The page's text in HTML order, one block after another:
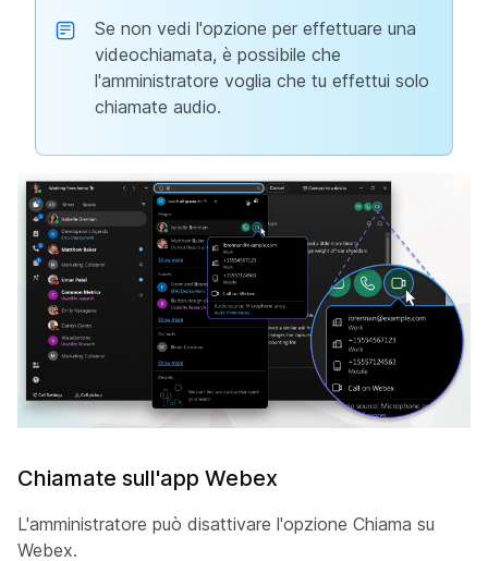
Se non vedi l'opzione per effettuare una
videochiamata, è possibile che
l'amministratore voglia che tu effettui solo
chiamate audio.
Chiamate sull'app Webex
L'amministratore può disattivare l'opzione Chiama su
Webex.